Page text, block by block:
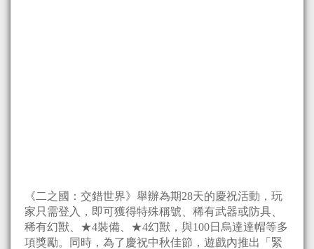
《二之國：交錯世界》舉辦為期28天的慶祝活動，玩
家只需登入，即可獲得特殊稱號、稀有武器或防具、
稀有幻獸、★4裝備、★4幻獸，與100日烏達達帽等多
項獎勵。同時，為了慶祝中秋佳節，遊戲內推出「緊